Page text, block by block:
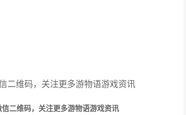
二维码，关注更多游物语游戏资讯